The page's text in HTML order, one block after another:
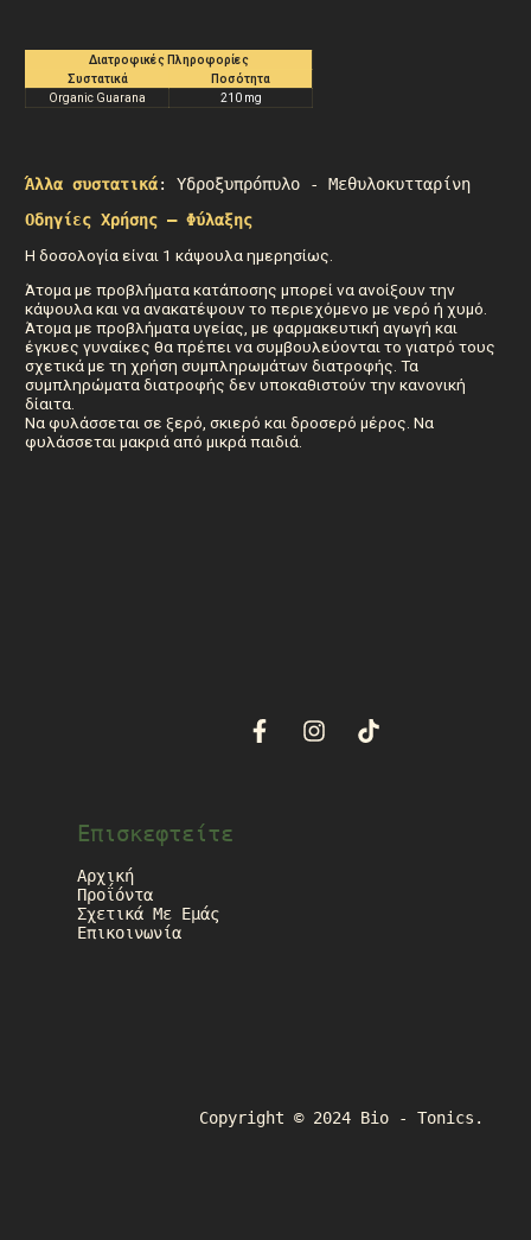
Διατροφικές Πληροφορίες
Συστατικά
Ποσότητα
Organic Guarana
210 mg
Άλλα συστατικά: Yδροξυπρόπυλο - Μεθυλοκυτταρίνη
Οδηγίες Χρήσης – Φύλαξης
Η δοσολογία είναι 1 κάψουλα ημερησίως.
Άτομα με προβλήματα κατάποσης μπορεί να ανοίξουν την
κάψουλα και να ανακατέψουν το περιεχόμενο με νερό ή χυμό.
Άτομα με προβλήματα υγείας, με φαρμακευτική αγωγή και
έγκυες γυναίκες θα πρέπει να συμβουλεύονται το γιατρό τους
σχετικά με τη χρήση συμπληρωμάτων διατροφής. Τα
συμπληρώματα διατροφής δεν υποκαθιστούν την κανονική
δίαιτα.
Να φυλάσσεται σε ξερό, σκιερό και δροσερό μέρος. Να
φυλάσσεται μακριά από μικρά παιδιά.
Επισκεφτείτε
Αρχική
Προΐόντα
Σχετικά Με Εμάς
Επικοινωνία
Copyright © 2024 Bio - Tonics.